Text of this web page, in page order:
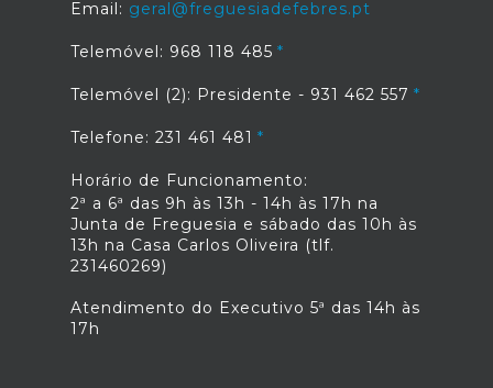
Email: geral@freguesiadefebres.pt
Telemóvel: 968 118 485
Telemóvel (2): Presidente - 931 462 557
Telefone: 231 461 481
Horário de Funcionamento:
2ª a 6ª das 9h às 13h - 14h às 17h na
Junta de Freguesia e sábado das 10h às
13h na Casa Carlos Oliveira (tlf.
231460269)
Atendimento do Executivo 5ª das 14h às
17h